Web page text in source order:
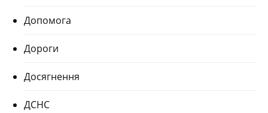
Допомога
Дороги
Досягнення
ДСНС